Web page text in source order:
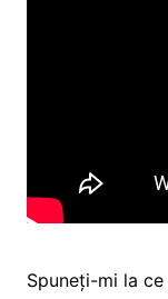
Spuneți-mi la